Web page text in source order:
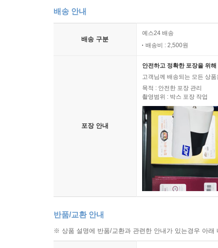
배송 안내
배송 구분
예스24 배송
배송비 : 2,500원
포장 안내
안전하고 정확한 포장을 위
고객님께 배송되는 모든 상
목적 : 안전한 포장 관리
촬영범위 : 박스 포장 작업
반품/교환 안내
※ 상품 설명에 반품/교환과 관련한 안내가 있는경우 아